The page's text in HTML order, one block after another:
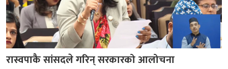
रास्वपाकै सांसदले गरिन् सरकारको आलोचना